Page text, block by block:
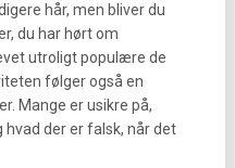
hår, men bliver du
du har hørt om
utroligt populære de
følger også en
Mange er usikre på,
hvad der er falsk, når det